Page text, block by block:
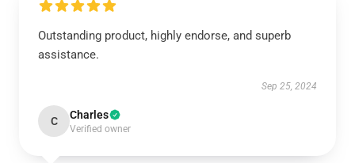
Outstanding product, highly endorse, and superb
assistance.
Sep 25, 2024
C Charles
Verified owner